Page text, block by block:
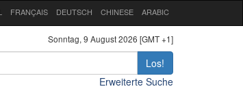
FRANÇAIS DEUTSCH CHINESE ARABIC
Sonntag, 9 August 2026 [GMT +1]
Los!
Erweiterte Suche